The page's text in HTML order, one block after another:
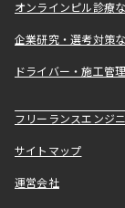
オンラインピル診療
企業研究・選考対策
ドライバー・施工管
フリーランスエンジ
サイトマップ
運営会社